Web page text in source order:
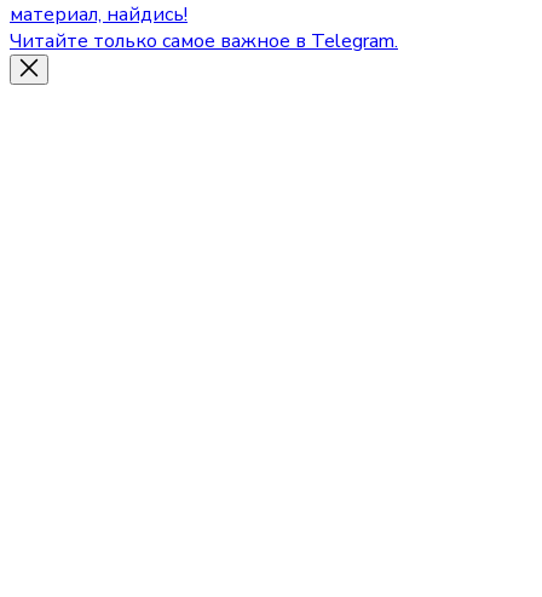
материал, найдись!
Читайте только самое важное в Telegram.